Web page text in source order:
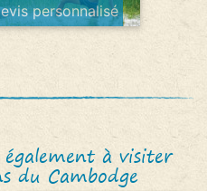
personnalisé
à visiter
du Cambodge